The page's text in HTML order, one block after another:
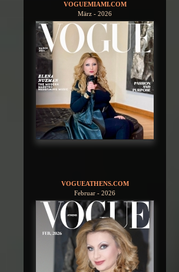
VOGUEMIAMI.COM
März - 2026
VOGUEATHENS.COM
Februar - 2026